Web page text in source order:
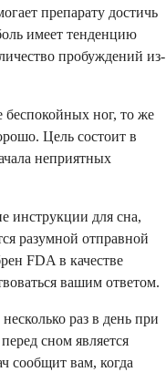
препарату достичь
имеет тенденцию
пробуждений из-
ног, то же
Цель состоит в
неприятных
инструкции для сна,
разумной отправной
FDA в качестве
вашим ответом.
раз в день при
сном является
сообщит вам, когда